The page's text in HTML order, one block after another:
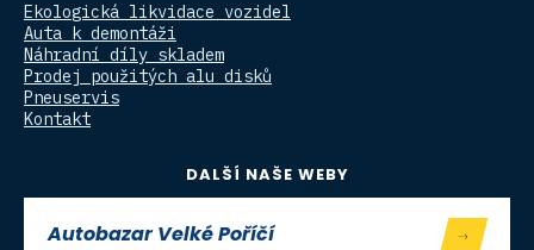
Ekologická likvidace vozidel
Auta k demontáži
Náhradní díly skladem
Prodej použitých alu disků
Pneuservis
Kontakt
DALŠÍ NAŠE WEBY
Autobazar Velké Poříčí